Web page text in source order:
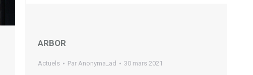
ARBOR
Actuels Par Anonyma_ad 30 mars 2021